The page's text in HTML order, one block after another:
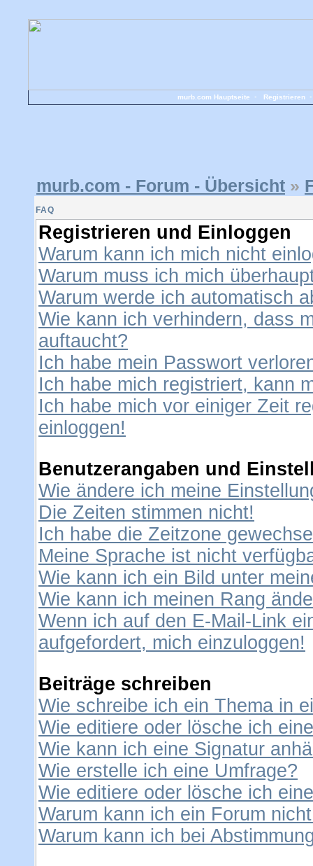
murb.com Hauptseite Registrieren
murb.com - Forum - Übersicht »
FAQ
Registrieren und Einloggen
Warum kann ich mich nicht
Warum muss ich mich
Warum werde ich automatisch
Wie kann ich verhindern, dass
auftaucht?
Ich habe mein Passwort
Ich habe mich registriert, kann
Ich habe mich vor einiger Zeit
einloggen!
Benutzerangaben und
Wie ändere ich meine
Die Zeiten stimmen nicht!
Ich habe die Zeitzone
Meine Sprache ist nicht
Wie kann ich ein Bild unter
Wie kann ich meinen Rang
Wenn ich auf den E-Mail-Link
aufgefordert, mich einzuloggen!
Beiträge schreiben
Wie schreibe ich ein Thema in
Wie editiere oder lösche ich
Wie kann ich eine Signatur
Wie erstelle ich eine Umfrage?
Wie editiere oder lösche ich
Warum kann ich ein Forum
Warum kann ich bei